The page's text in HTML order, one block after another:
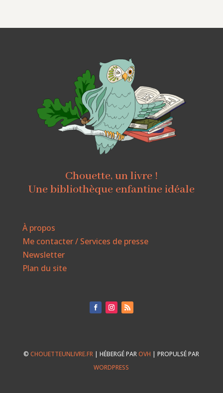
Chouette, un livre !
Une bibliothèque enfantine idéale
À propos
Me contacter / Services de presse
Newsletter
Plan du site
©CHOUETTEUNLIVRE.FR | HÉBERGÉ PAROVH | PROPULSÉ PAR
WORDPRESS